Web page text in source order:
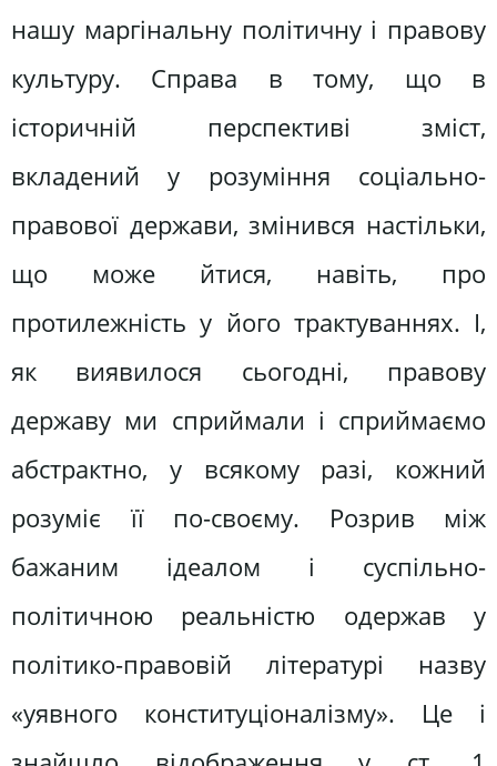
нашу маргінальну політичну і правову
культуру. Справа в тому, що в
історичній перспективі зміст,
вкладений у розуміння соціально-
правової держави, змінився настільки,
що може йтися, навіть, про
протилежність у його трактуваннях. І,
як виявилося сьогодні, правову
державу ми сприймали і сприймаємо
абстрактно, у всякому разі, кожний
розуміє її по-своєму. Розрив між
бажаним ідеалом і суспільно-
політичною реальністю одержав у
політико-правовій літературі назву
«уявного конституціоналізму». Це і